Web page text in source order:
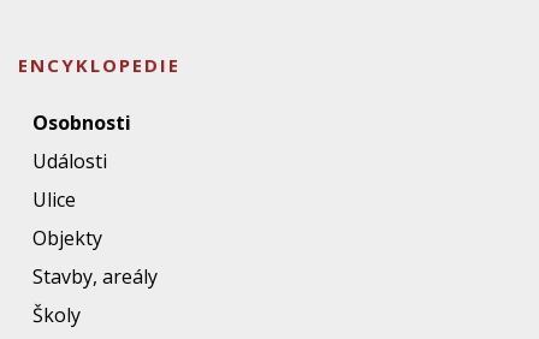
ENCYKLOPEDIE
Osobnosti
Události
Ulice
Objekty
Stavby, areály
Školy